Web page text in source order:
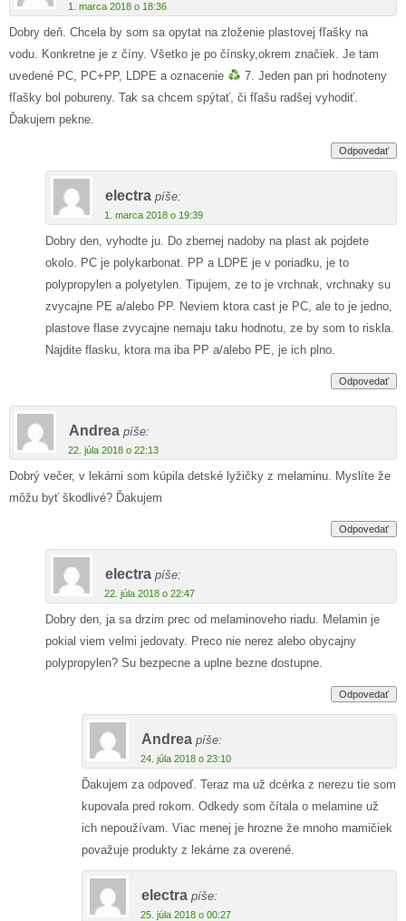
1. marca 2018 o 18:36
Dobry deň. Chcela by som sa opytat na zloženie plastovej fľašky na
vodu. Konkretne je z číny. Všetko je po čínsky,okrem značiek. Je tam
uvedené PC, PC+PP, LDPE a oznacenie
7. Jeden pan pri hodnoteny
fľašky bol pobureny. Tak sa chcem spýtať, či fľašu radšej vyhodiť.
Ďakujem pekne.
Odpovedať
electra píše:
1. marca 2018 o 19:39
Dobry den, vyhodte ju. Do zbernej nadoby na plast ak pojdete
okolo. PC je polykarbonat. PP a LDPE je v poriadku, je to
polypropylen a polyetylen. Tipujem, ze to je vrchnak, vrchnaky su
zvycajne PE a/alebo PP. Neviem ktora cast je PC, ale to je jedno,
plastove flase zvycajne nemaju taku hodnotu, ze by som to riskla.
Najdite flasku, ktora ma iba PP a/alebo PE, je ich plno.
Odpovedať
Andrea píše:
22. júla 2018 o 22:13
Dobrý večer, v lekárni som kúpila detské lyžičky z melaminu. Myslíte že
môžu byť škodlivé? Ďakujem
Odpovedať
electra píše:
22. júla 2018 o 22:47
Dobry den, ja sa drzim prec od melaminoveho riadu. Melamin je
pokial viem velmi jedovaty. Preco nie nerez alebo obycajny
polypropylen? Su bezpecne a uplne bezne dostupne.
Odpovedať
Andrea píše:
24. júla 2018 o 23:10
Ďakujem za odpoveď. Teraz ma už dcérka z nerezu tie som
kupovala pred rokom. Odkedy som čítala o melamine už
ich nepoužívam. Viac menej je hrozne že mnoho mamičiek
považuje produkty z lekárne za overené.
electra píše:
25. júla 2018 o 00:27